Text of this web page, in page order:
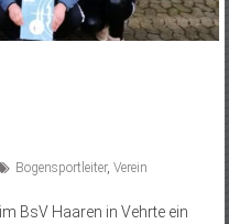
Bogensportleiter, Verein
BsV Haaren in Vehrte ein